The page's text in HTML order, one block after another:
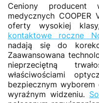
Ceniony producent
medycznych COOPER
oferty wysokiej
kontaktowe roczne
nadają się do
Zaawansowana
nieprzeciętną
właściwościami
bezpiecznym
wyraźnym widzeniu.